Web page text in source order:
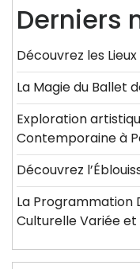
Derniers
Découvrez les
La Magie du Ballet
Exploration
Contemporaine à
Découvrez
La Programmation
Culturelle Variée